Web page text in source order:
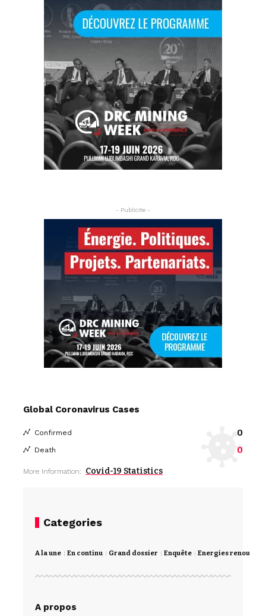
- Publicite -
Global Coronavirus Cases
Confirmed 0
Death 0
More Information: Covid-19 Statistics
Categories
A la une En continu Grand dossier Enquête Energies
A propos